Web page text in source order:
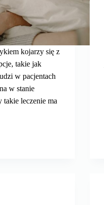
kojarzy się z
takie jak
w pacjentach
w stanie
leczenie ma